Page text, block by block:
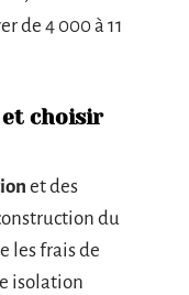
de 4 000 à 11
choisir
et des
du
les frais de
isolation